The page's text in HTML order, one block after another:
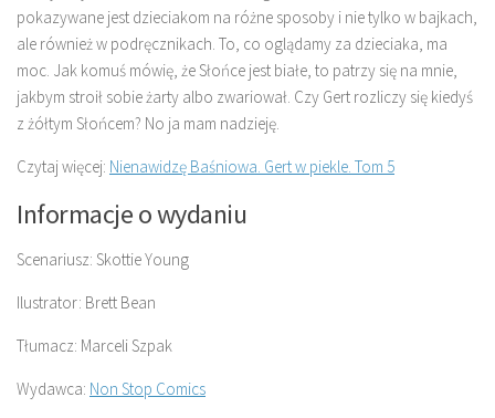
pokazywane jest dzieciakom na różne sposoby i nie tylko w bajkach,
ale również w podręcznikach. To, co oglądamy za dzieciaka, ma
moc. Jak komuś mówię, że Słońce jest białe, to patrzy się na mnie,
jakbym stroił sobie żarty albo zwariował. Czy Gert rozliczy się kiedyś
z żółtym Słońcem? No ja mam nadzieję.
Czytaj więcej: Nienawidzę Baśniowa. Gert w piekle. Tom 5
Informacje o wydaniu
Scenariusz: Skottie Young
Ilustrator: Brett Bean
Tłumacz: Marceli Szpak
Wydawca: Non Stop Comics